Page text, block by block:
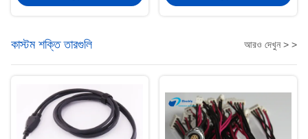
কাস্টম শক্তি তারগুলি আরও দেখুন > >